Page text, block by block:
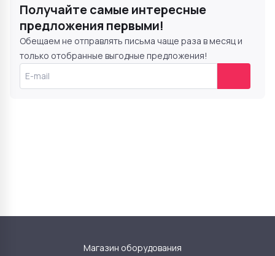
Получайте самые интересные
предложения первыми!
Обещаем не отправлять письма чаще раза в месяц и
только отобранные выгодные предложения!
Магазин оборудования